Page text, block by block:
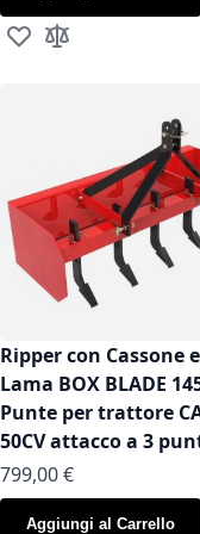
Aggiungi alla lista
Aggiungi al
Ripper con Cassone e
Lama BOX BLADE
Punte per trattore
50CV attacco a 3
799,00 €
Aggiungi al Carrello